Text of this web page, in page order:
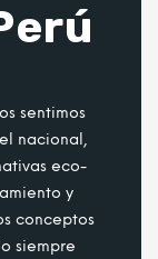
sentimos
nacional,
eco-
y
conceptos
siempre